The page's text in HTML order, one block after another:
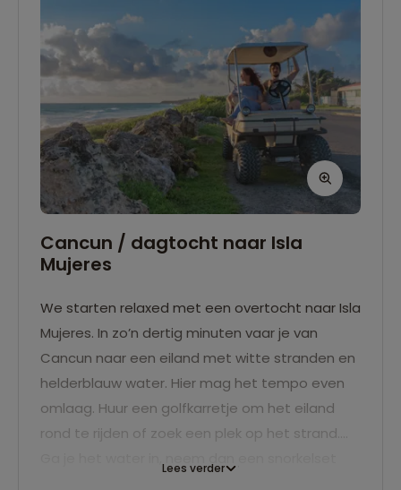
Cancun / dagtocht naar Isla
Mujeres
We starten relaxed met een overtocht naar Isla
Mujeres. In zo’n dertig minuten vaar je van
Cancun naar een eiland met witte stranden en
helderblauw water. Hier mag het tempo even
omlaag. Huur een golfkarretje om het eiland
rond te rijden of zoek een plek op het strand.
Lees verder